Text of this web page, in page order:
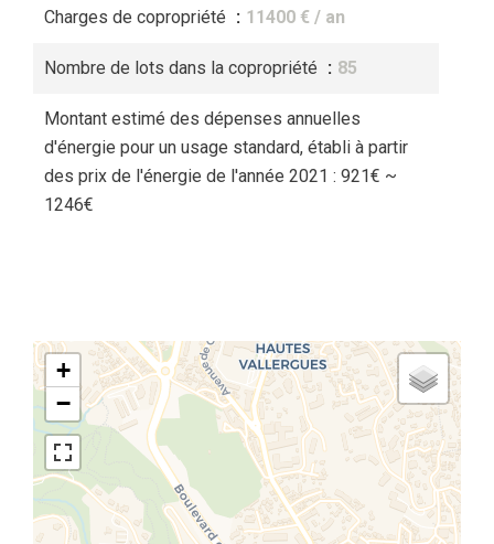
Charges de copropriété 11400 € / an
Nombre de lots dans la copropriété 85
Montant estimé des dépenses annuelles
d'énergie pour un usage standard, établi à partir
des prix de l'énergie de l'année 2021 : 921€ ~
1246€
+
−